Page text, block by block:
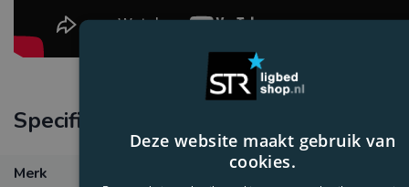
Specificaties
Merk Ramberti
Deze website maakt gebruik van
cookies.